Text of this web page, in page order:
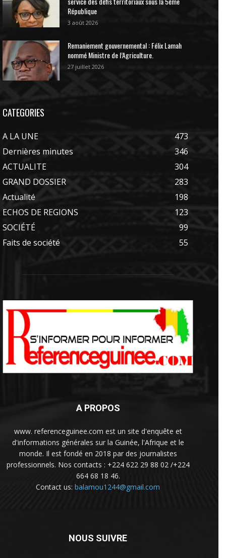
République
3 août 2026
Remaniement gouvernemental : Félix Lamah
nommé Ministre de l’Agriculture.
27 juillet 2026
CATEGORIES
A LA UNE
473
Dernières minutes
346
ACTUALITE
304
GRAND DOSSIER
283
Actualité
198
ECHOS DE REGIONS
123
SOCIÉTÉ
99
Faits de société
55
A PROPOS
www. referenceguinee.com est un site d'enquête et
d'informations générales sur la Guinée, l'Afrique et le
monde. Il est fondé en 2018 par des journalistes
professionnels. Nos contacts : +224 622 29 88 02 /+224
664 68 18 46.
Contact us: balamou1244@gmail.com
NOUS SUIVRE